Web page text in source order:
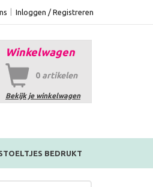
Inloggen / Registreren
Winkelwagen
0 artikelen
Bekijk je winkelwagen
BEDRUKT